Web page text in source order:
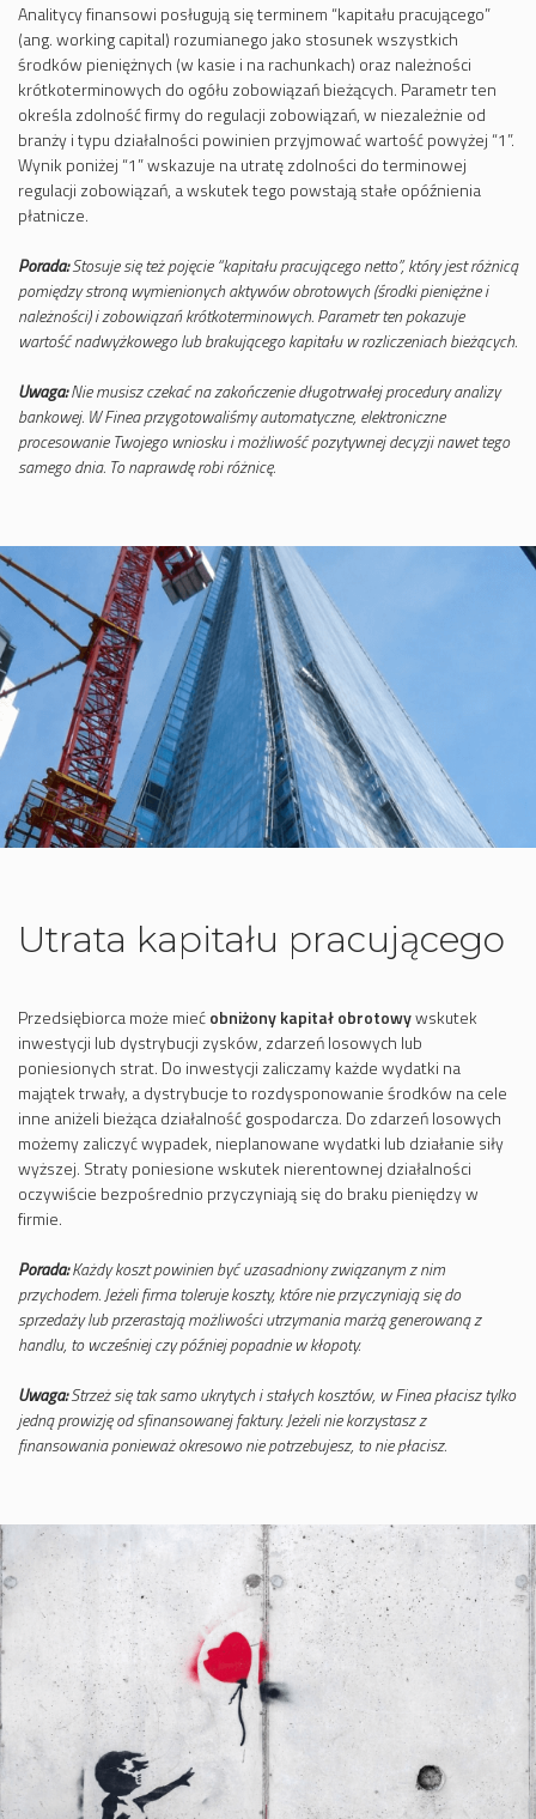
Analitycy finansowi posługują się terminem “kapitału pracującego”
(ang. working capital) rozumianego jako stosunek wszystkich
środków pieniężnych (w kasie i na rachunkach) oraz należności
krótkoterminowych do ogółu zobowiązań bieżących. Parametr ten
określa zdolność firmy do regulacji zobowiązań, w niezależnie od
branży i typu działalności powinien przyjmować wartość powyżej “1”.
Wynik poniżej “1” wskazuje na utratę zdolności do terminowej
regulacji zobowiązań, a wskutek tego powstają stałe opóźnienia
płatnicze.
Porada:Stosuje się też pojęcie “kapitału pracującego netto”, który jest różnicą
pomiędzy stroną wymienionych aktywów obrotowych (środki pieniężne i
należności) i zobowiązań krótkoterminowych. Parametr ten pokazuje
wartość nadwyżkowego lub brakującego kapitału w rozliczeniach bieżących.
Uwaga:Nie musisz czekać na zakończenie długotrwałej procedury analizy
bankowej. W Finea przygotowaliśmy automatyczne, elektroniczne
procesowanie Twojego wniosku i możliwość pozytywnej decyzji nawet tego
samego dnia. To naprawdę robi różnicę.
Utrata kapitału pracującego
Przedsiębiorca może miećobniżony kapitał obrotowywskutek
inwestycji lub dystrybucji zysków, zdarzeń losowych lub
poniesionych strat. Do inwestycji zaliczamy każde wydatki na
majątek trwały, a dystrybucje to rozdysponowanie środków na cele
inne aniżeli bieżąca działalność gospodarcza. Do zdarzeń losowych
możemy zaliczyć wypadek, nieplanowane wydatki lub działanie siły
wyższej. Straty poniesione wskutek nierentownej działalności
oczywiście bezpośrednio przyczyniają się do braku pieniędzy w
firmie.
Porada:Każdy koszt powinien być uzasadniony związanym z nim
przychodem. Jeżeli firma toleruje koszty, które nie przyczyniają się do
sprzedaży lub przerastają możliwości utrzymania marżą generowaną z
handlu, to wcześniej czy później popadnie w kłopoty.
Uwaga:Strzeż się tak samo ukrytych i stałych kosztów, w Finea płacisz tylko
jedną prowizję od sfinansowanej faktury. Jeżeli nie korzystasz z
finansowania ponieważ okresowo nie potrzebujesz, to nie płacisz.